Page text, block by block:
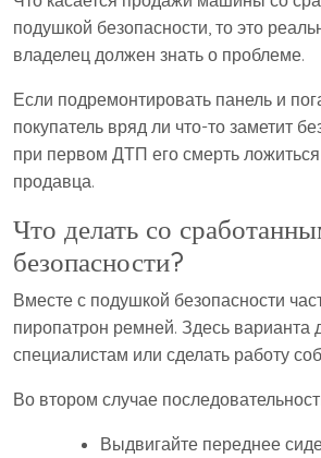
подушкой безопасности, то это
владелец должен знать о проблеме.
Если подремонтировать панель и
покупатель вряд ли что-то заметит
при первом ДТП его смерть
продавца.
Что делать со
безопасности?
Вместе с подушкой безопасности
пиропатрон ремней. Здесь варианта
специалистам или сделать работу
Во втором случае
Выдвигайте переднее